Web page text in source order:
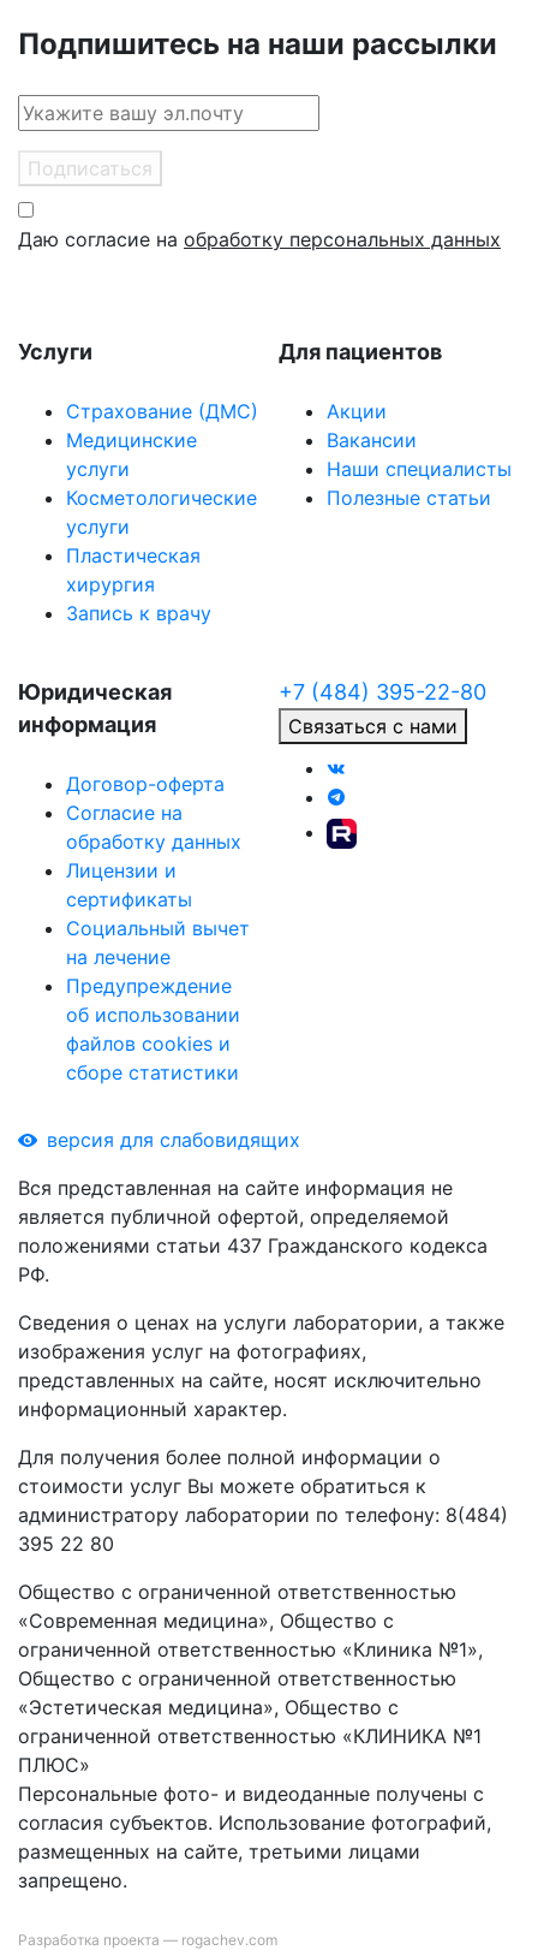
Подпишитесь на наши рассылки
Подписаться
Даю согласие на обработку персональных данных
Услуги
Страхование (ДМС)
Медицинские
услуги
Косметологические
услуги
Пластическая
хирургия
Запись к врачу
Для пациентов
Акции
Вакансии
Наши специалисты
Полезные статьи
Юридическая
информация
Договор-оферта
Согласие на
обработку данных
Лицензии и
сертификаты
Социальный вычет
на лечение
Предупреждение
об использовании
файлов cookies и
сборе статистики
+7 (484) 395-22-80
Связаться с нами
версия для слабовидящих
Вся представленная на сайте информация не
является публичной офертой, определяемой
положениями статьи 437 Гражданского кодекса
РФ.
Сведения о ценах на услуги лаборатории, а также
изображения услуг на фотографиях,
представленных на сайте, носят исключительно
информационный характер.
Для получения более полной информации о
стоимости услуг Вы можете обратиться к
администратору лаборатории по телефону: 8(484)
395 22 80
Общество с ограниченной ответственностью
«Современная медицина», Общество с
ограниченной ответственностью «Клиника №1»,
Общество с ограниченной ответственностью
«Эстетическая медицина», Общество с
ограниченной ответственностью «КЛИНИКА №1
ПЛЮС»
Персональные фото- и видеоданные получены с
согласия субъектов. Использование фотографий,
размещенных на сайте, третьими лицами
запрещено.
Разработка проекта — rogachev.com